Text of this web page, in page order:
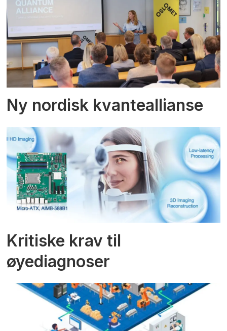
Ny nordisk kvanteallianse
Kritiske krav til
øyediagnoser